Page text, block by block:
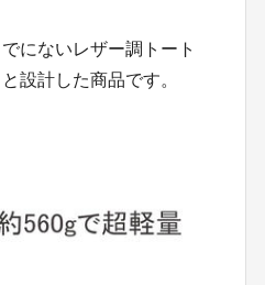
にないレザー調トート
設計した商品です。